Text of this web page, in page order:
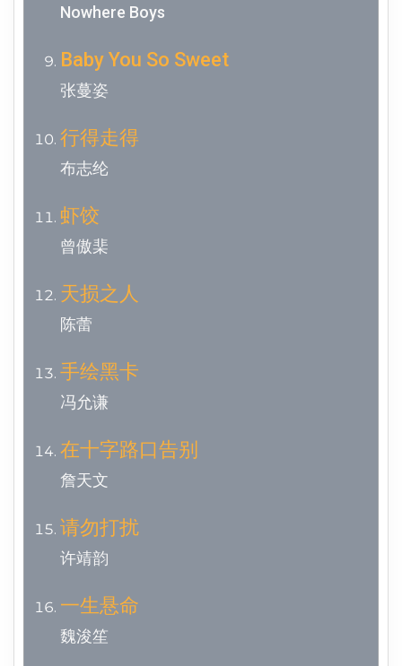
Nowhere Boys
Baby You So Sweet
张蔓姿
行得走得
布志纶
虾饺
曾傲棐
天损之人
陈蕾
手绘黑卡
冯允谦
在十字路口告别
詹天文
请勿打扰
许靖韵
一生悬命
魏浚笙